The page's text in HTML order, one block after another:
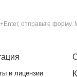
отправьте форму.
и лицензии